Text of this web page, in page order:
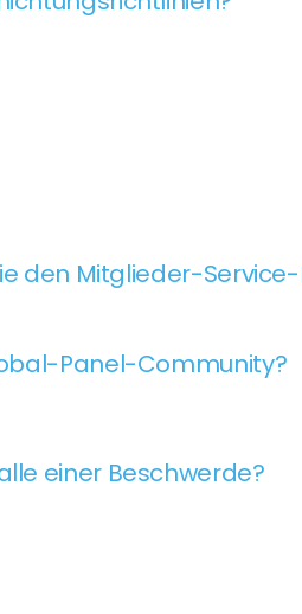
den Mitglieder-
Panel-Community?
einer Beschwerde?